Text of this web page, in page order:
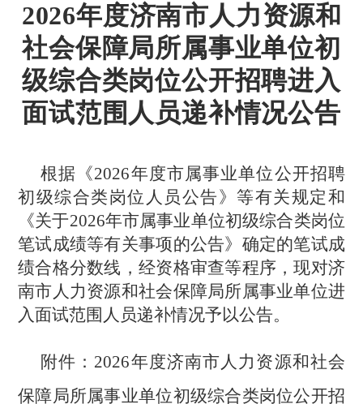
2026年度济南市人力资源和
社会保障局所属事业单位初
级综合类岗位公开招聘进入
面试范围人员递补情况公告
根据《2026年度市属事业单位公开招聘
初级综合类岗位 人员公告》等有关规定和
《关于2026年市属事业单位初级综合类岗位
笔试成绩等有关事项的公告》确定的笔试成
绩合格分数线，经资格审查等程序，现对济
南市人力资源和社会保障局所属事业单位进
入面试范围人员递补情况予以公告。
附件 ： 2026年度济南市人力资源和社会
保障局所属事业单位初级综合类岗位公开招